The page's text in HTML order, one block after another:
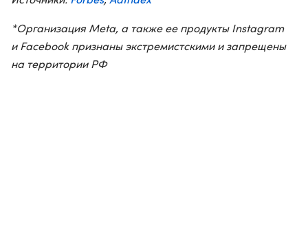
*Организация Meta, а также ее продукты Instagram
и Facebook признаны экстремистскими и запрещены
на территории РФ